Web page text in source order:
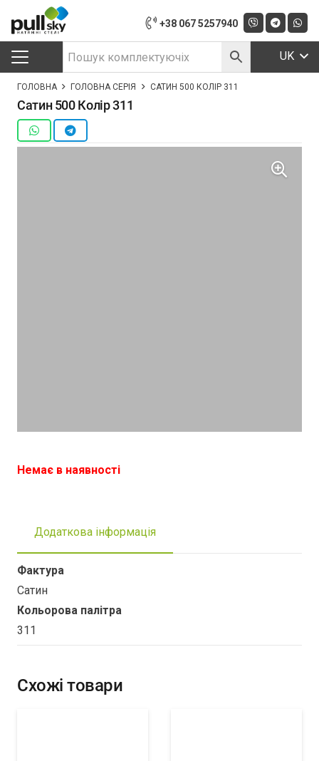
+38 067 5257940
UK
ГОЛОВНА ГОЛОВНА СЕРІЯ САТИН 500 КОЛІР 311
Сатин 500 Колір 311
Немає в наявності
Додаткова інформація
Фактура
Сатин
Кольорова палітра
311
Схожі товари